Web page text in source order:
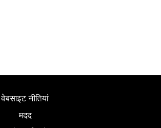
वेबसाइट नीतियां
मदद